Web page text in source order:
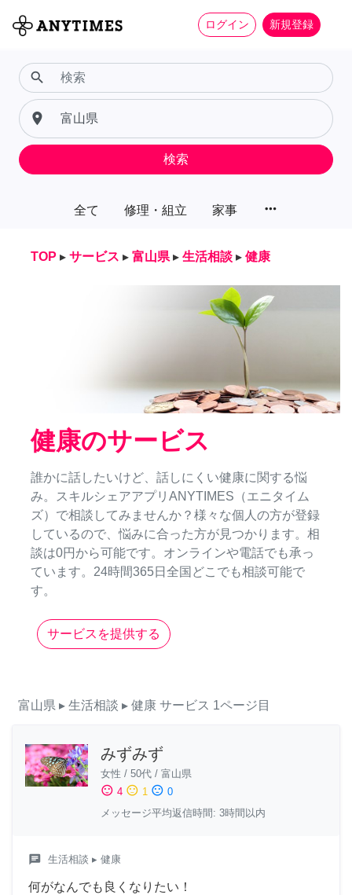
ログイン 新規登録
全て 修理・組立 家事 more_horiz
search
place
検索
TOP ▸ サービス ▸ 富山県 ▸ 生活相談 ▸ 健康
健康のサービス
誰かに話したいけど、話しにくい健康に関する悩
み。スキルシェアアプリANYTIMES（エニタイム
ズ）で相談してみませんか？様々な個人の方が登録
しているので、悩みに合った方が見つかります。相
談は0円から可能です。オンラインや電話でも承っ
ています。24時間365日全国どこでも相談可能で
す。
サービスを提供する
富山県 ▸ 生活相談 ▸ 健康 サービス 1ページ目
みずみず
女性 / 50代 / 富山県
sentiment_satisfied 4 sentiment_neutral 1 sentiment_dissatisfied 0
メッセージ平均返信時間: 3時間以内
chat 生活相談 ▸ 健康
何がなんでも良くなりたい！